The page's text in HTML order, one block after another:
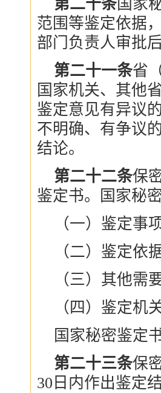
第二十条国家
范围等鉴定依据
部门负责人审批
第二十一条省
国家机关、其他
鉴定意见有异议
不明确、有争议
结论。
第二十二条保
鉴定书。国家秘
（一）鉴定事
（二）鉴定依
（三）其他需
（四）鉴定机
国家秘密鉴定
第二十三条保
30日内作出鉴定